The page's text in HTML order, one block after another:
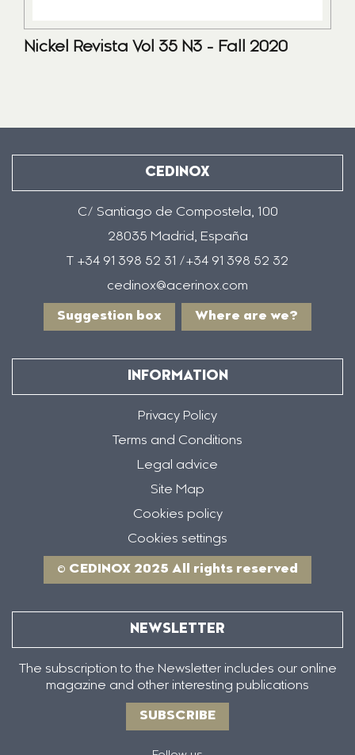
Nickel Revista Vol 35 N3 - Fall 2020
CEDINOX
C/ Santiago de Compostela, 100
28035 Madrid, España
T +34 91 398 52 31 /+34 91 398 52 32
cedinox@acerinox.com
Suggestion box Where are we?
INFORMATION
Privacy Policy
Terms and Conditions
Legal advice
Site Map
Cookies policy
Cookies settings
© CEDINOX 2025 All rights reserved
NEWSLETTER
The subscription to the Newsletter includes our online
magazine and other interesting publications
SUBSCRIBE